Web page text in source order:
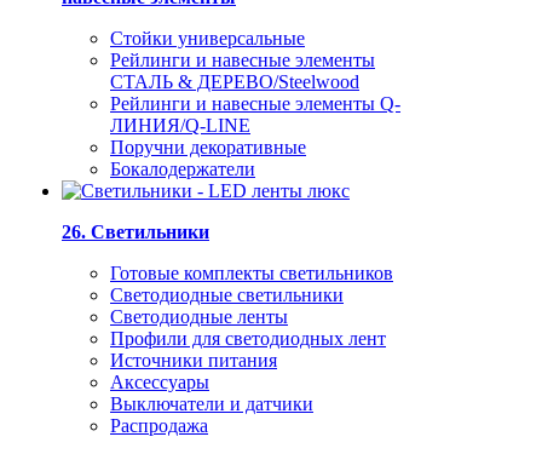
Стойки универсальные
Рейлинги и навесные элементы
СТАЛЬ & ДЕРЕВО/Steelwood
Рейлинги и навесные элементы Q-
ЛИНИЯ/Q-LINE
Поручни декоративные
Бокалодержатели
26. Светильники
Готовые комплекты светильников
Светодиодные светильники
Светодиодные ленты
Профили для светодиодных лент
Источники питания
Аксессуары
Выключатели и датчики
Распродажа